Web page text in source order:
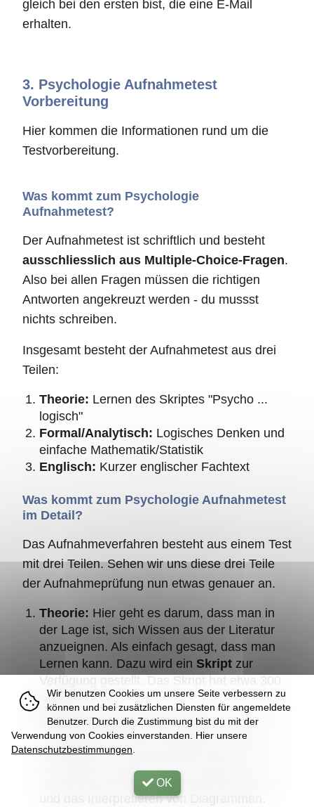
gleich bei den ersten bist, die eine E-Mail
erhalten.
3. Psychologie Aufnahmetest
Vorbereitung
Hier kommen die Informationen rund um die
Testvorbereitung.
Was kommt zum Psychologie
Aufnahmetest?
Der Aufnahmetest ist schriftlich und besteht
ausschliesslich aus Multiple-Choice-Fragen.
Also bei allen Fragen müssen die richtigen
Antworten angekreuzt werden - du mussst
nichts schreiben.
Insgesamt besteht der Aufnahmetest aus drei
Teilen:
Theorie: Lernen des Skriptes "Psycho ...
logisch"
Formal/Analytisch: Logisches Denken und
einfache Mathematik/Statistik
Englisch: Kurzer englischer Fachtext
Was kommt zum Psychologie Aufnahmetest
im Detail?
Das Aufnahmeverfahren besteht aus einem Test
mit drei Teilen. Sehen wir uns diese drei Teile
der Aufnahmeprüfung nun etwas genauer an.
Theorie: Hier geht es darum, dass man in
der Lage ist, sich Wissen aus der Literatur
anzueignen. Als einfach gesagt, dass man
Lernen kann. Dazu wird ein Skript zur
Verfügung gestellt. Das Skript hat etwa 300
Seiten.
Formal/Analytisch:Bei diesem Teil soll die
Fähigkeit zum formal-analytischen und
methodischen Denken geprüft werden. Hier
notwendig, sondern eher logisches Denken
und das Interpretieren von Diagrammen.
Wir benutzen Cookies um unsere Seite verbessern zu
können und bei zusätzlichen Diensten für angemeldete
Benutzer. Durch die Zustimmung bist du mit der
Verwendung von Cookies einverstanden. Hier unsere
Datenschutzbestimmungen
OK